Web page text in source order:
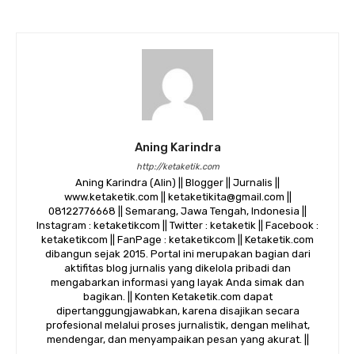
Aning Karindra
http://ketaketik.com
Aning Karindra (Alin) || Blogger || Jurnalis ||
www.ketaketik.com || ketaketikita@gmail.com ||
08122776668 || Semarang, Jawa Tengah, Indonesia ||
Instagram : ketaketikcom || Twitter : ketaketik || Facebook :
ketaketikcom || FanPage : ketaketikcom || Ketaketik.com
dibangun sejak 2015. Portal ini merupakan bagian dari
aktifitas blog jurnalis yang dikelola pribadi dan
mengabarkan informasi yang layak Anda simak dan
bagikan. || Konten Ketaketik.com dapat
dipertanggungjawabkan, karena disajikan secara
profesional melalui proses jurnalistik, dengan melihat,
mendengar, dan menyampaikan pesan yang akurat. ||